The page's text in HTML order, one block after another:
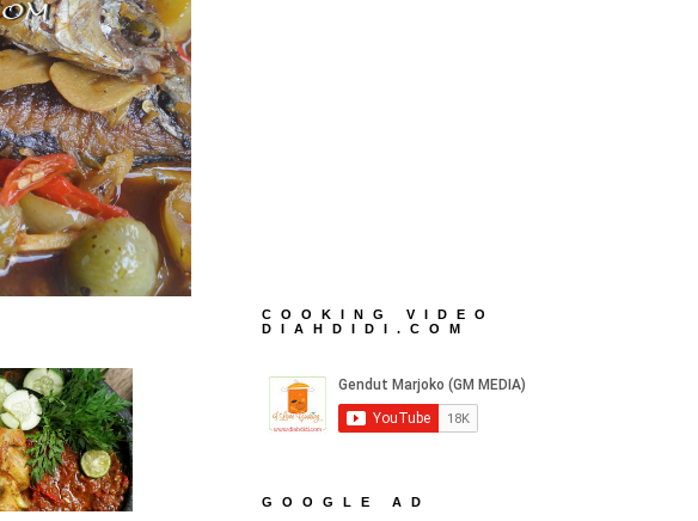
COOKING VIDEO
DIAHDIDI.COM
GOOGLE AD